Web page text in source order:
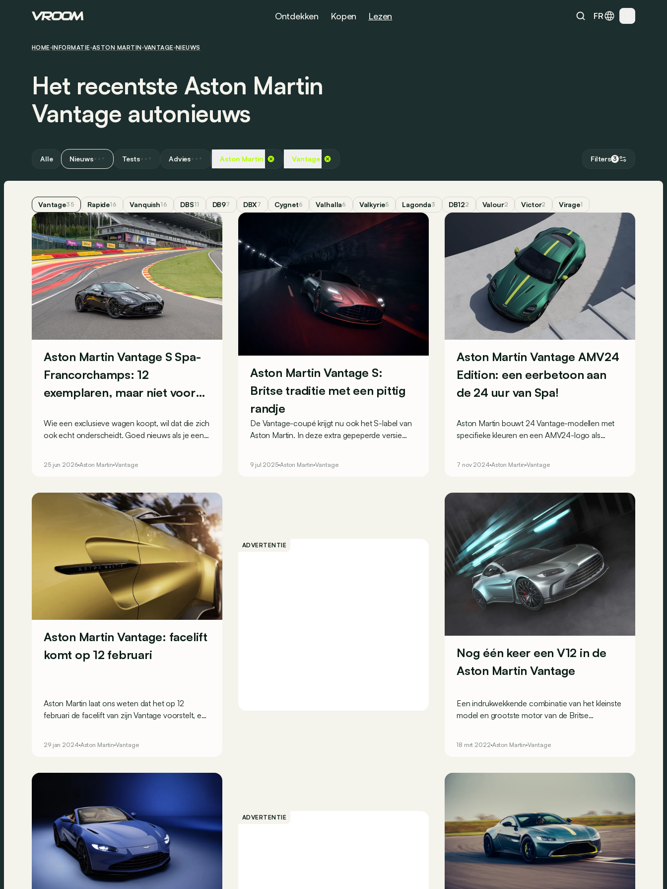
Ontdekken Kopen Lezen FR
HOME INFORMATIE ASTON MARTIN VANTAGE NIEUWS
Het recentste Aston Martin
Vantage autonieuws
Alle Nieuws Tests Advies Aston Martin Vantage Filters 3
Vantage35 Rapide16 Vanquish16 DBS11 DB97 DBX7 Cygnet6 Valhalla6 Valkyrie5 Lagonda3 DB122 Valour2 Victor2 Virage1
Aston Martin Vantage S Spa-
Francorchamps: 12
exemplaren, maar niet voor
Wie een exclusieve wagen koopt, wil dat die zich
ook echt onderscheidt. Goed nieuws als je een
het perfecte excuus om toe te happen.
weggelegd voor klanten in België en Luxemburg.
25 jun 2026 Aston Martin Vantage
Aston Martin Vantage S:
Britse traditie met een pittig
randje
De Vantage-coupé krijgt nu ook het S-label van
Aston Martin. In deze extra gepeperde versie
ooit gebouwd.
9 jul 2025 Aston Martin Vantage
Aston Martin Vantage AMV24
Edition: een eerbetoon aan
de 24 uur van Spa!
Aston Martin bouwt 24 Vantage-modellen met
specifieke kleuren en een AMV24-logo als
7 nov 2024 Aston Martin Vantage
Aston Martin Vantage: facelift
komt op 12 februari
Aston Martin laat ons weten dat het op 12
februari de facelift van zijn Vantage voorstelt, en
29 jan 2024 Aston Martin Vantage
ADVERTENTIE
Nog één keer een V12 in de
Aston Martin Vantage
Een indrukwekkende combinatie van het kleinste
model en grootste motor van de Britse
18 mrt 2022 Aston Martin Vantage
ADVERTENTIE